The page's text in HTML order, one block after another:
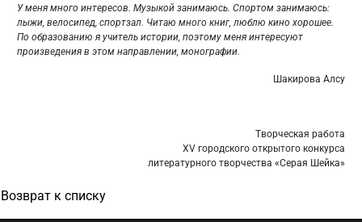
У меня много интересов. Музыкой занимаюсь. Спортом занимаюсь:
лыжи, велосипед, спортзал. Читаю много книг, люблю кино хорошее.
По образованию я учитель истории, поэтому меня интересуют
произведения в этом направлении, монографии.
Шакирова Алсу
Творческая работа
XV городского открытого конкурса
литературного творчества «Серая Шейка»
Возврат к списку